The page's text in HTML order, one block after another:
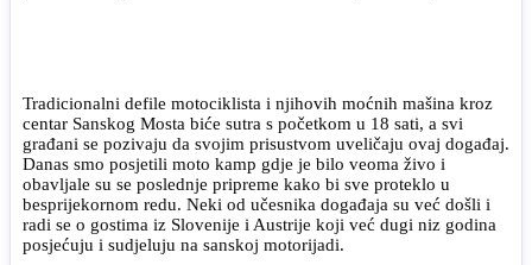
Tradicionalni defile motociklista i njihovih moćnih mašina kroz
centar Sanskog Mosta biće sutra s početkom u 18 sati, a svi
građani se pozivaju da svojim prisustvom uveličaju ovaj događaj.
Danas smo posjetili moto kamp gdje je bilo veoma živo i
obavljale su se poslednje pripreme kako bi sve proteklo u
besprijekornom redu. Neki od učesnika događaja su već došli i
radi se o gostima iz Slovenije i Austrije koji već dugi niz godina
posjećuju i sudjeluju na sanskoj motorijadi.